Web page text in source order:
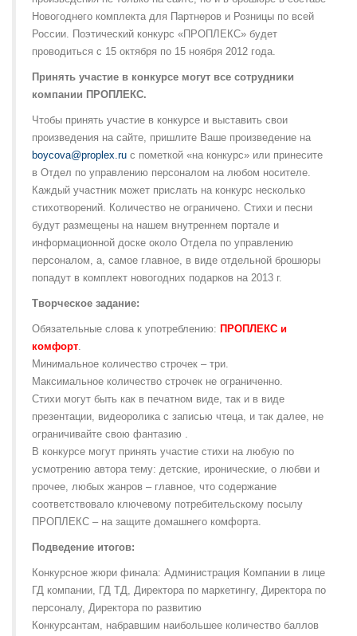
Новогоднего комплекта для Партнеров и Розницы по всей
России. Поэтический конкурс «ПРОПЛЕКС» будет
проводиться с 15 октября по 15 ноября 2012 года.
Принять участие в конкурсе могут все сотрудники
компании ПРОПЛЕКС.
Чтобы принять участие в конкурсе и выставить свои
произведения на сайте, пришлите Ваше произведение на
boycova@proplex.ru с пометкой «на конкурс» или принесите
в Отдел по управлению персоналом на любом носителе.
Каждый участник может прислать на конкурс несколько
стихотворений. Количество не ограничено. Стихи и песни
будут размещены на нашем внутреннем портале и
информационной доске около Отдела по управлению
персоналом, а, самое главное, в виде отдельной брошюры
попадут в комплект новогодних подарков на 2013 г.
Творческое задание:
Обязательные слова к употреблению: ПРОПЛЕКС и
комфорт.
Минимальное количество строчек – три.
Максимальное количество строчек не ограниченно.
Стихи могут быть как в печатном виде, так и в виде
презентации, видеоролика с записью чтеца, и так далее, не
ограничивайте свою фантазию .
В конкурсе могут принять участие стихи на любую по
усмотрению автора тему: детские, иронические, о любви и
прочее, любых жанров – главное, что содержание
соответствовало ключевому потребительскому посылу
ПРОПЛЕКС – на защите домашнего комфорта.
Подведение итогов:
Конкурсное жюри финала: Администрация Компании в лице
ГД компании, ГД ТД, Директора по маркетингу, Директора по
персоналу, Директора по развитию
Конкурсантам, набравшим наибольшее количество баллов